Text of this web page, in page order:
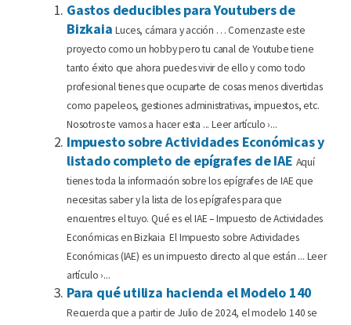
Gastos deducibles para Youtubers de
Bizkaia Luces, cámara y acción … Comenzaste este
proyecto como un hobby pero tu canal de Youtube tiene
tanto éxito que ahora puedes vivir de ello y como todo
profesional tienes que ocuparte de cosas menos divertidas
como papeleos, gestiones administrativas, impuestos, etc.
Nosotros te vamos a hacer esta ... Leer artículo ›...
Impuesto sobre Actividades Económicas y
listado completo de epígrafes de IAE Aquí
tienes toda la información sobre los epígrafes de IAE que
necesitas saber y la lista de los epígrafes para que
encuentres el tuyo. Qué es el IAE – Impuesto de Actividades
Económicas en Bizkaia El Impuesto sobre Actividades
Económicas (IAE) es un impuesto directo al que están ... Leer
artículo ›...
Para qué utiliza hacienda el Modelo 140
Recuerda que a partir de Julio de 2024, el modelo 140 se